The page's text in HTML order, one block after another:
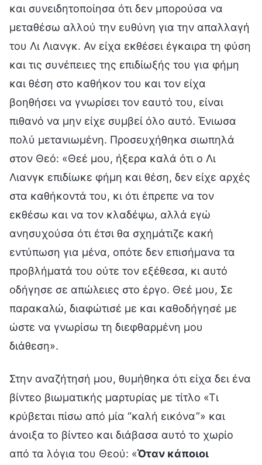
και συνειδητοποίησα ότι δεν μπορούσα να
μεταθέσω αλλού την ευθύνη για την απαλλαγή
του Λι Λιανγκ. Αν είχα εκθέσει έγκαιρα τη φύση
και τις συνέπειες της επιδίωξής του για φήμη
και θέση στο καθήκον του και τον είχα
βοηθήσει να γνωρίσει τον εαυτό του, είναι
πιθανό να μην είχε συμβεί όλο αυτό. Ένιωσα
πολύ μετανιωμένη. Προσευχήθηκα σιωπηλά
στον Θεό: «Θεέ μου, ήξερα καλά ότι ο Λι
Λιανγκ επιδίωκε φήμη και θέση, δεν είχε αρχές
στα καθήκοντά του, κι ότι έπρεπε να τον
εκθέσω και να τον κλαδέψω, αλλά εγώ
ανησυχούσα ότι έτσι θα σχημάτιζε κακή
εντύπωση για μένα, οπότε δεν επισήμανα τα
προβλήματά του ούτε τον εξέθεσα, κι αυτό
οδήγησε σε απώλειες στο έργο. Θεέ μου, Σε
παρακαλώ, διαφώτισέ με και καθοδήγησέ με
ώστε να γνωρίσω τη διεφθαρμένη μου
διάθεση».
Στην αναζήτησή μου, θυμήθηκα ότι είχα δει ένα
βίντεο βιωματικής μαρτυρίας με τίτλο «Τι
κρύβεται πίσω από μία “καλή εικόνα”» και
άνοιξα το βίντεο και διάβασα αυτό το χωρίο
από τα λόγια του Θεού: «Όταν κάποιοι